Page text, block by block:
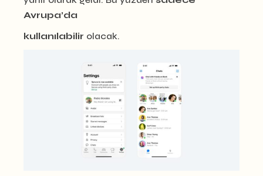
Avrupa’da
kullanılabilir olacak.